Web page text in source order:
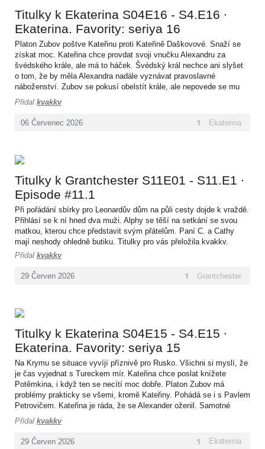
06 Červenec 2026
Titulky k Ekaterina S04E16 - S4.E16 ∙
Ekaterina. Favority: seriya 16
Platon Zubov poštve Kateřinu proti Kateřině Daškovové. Snaží se
získat moc. Kateřina chce provdat svoji vnučku Alexandru za
švédského krále, ale má to háček. Švédský král nechce ani slyšet
o tom, že by měla Alexandra nadále vyznávat pravoslavné
náboženství. Zubov se pokusí obelstít krále, ale nepovede se mu
to. Pavel Petrovič je naštvaný, že Zubov zničil jeho dceru. Konečně
i Kateřina Zubova prohlédne. Avšak přitíží se jí a pokusí se předat
vládu svému vnukovi Alexandrovi. Titulky pro vás přeložila kvakkv.
Přidal kvakkv
1 Ekaterina
29 Červen 2026
Titulky k Grantchester S11E01 - S11.E1 ∙
Episode #11.1
Při pořádání sbírky pro Leonardův dům na půli cesty dojde k vraždě.
Přihlásí se k ní hned dva muži. Alphy se těší na setkání se svou
matkou, kterou chce představit svým přátelům. Paní C. a Cathy
mají neshody ohledně butiku. Titulky pro vás přeložila kvakkv.
Přidal kvakkv
1 Grantchester
29 Červen 2026
Titulky k Ekaterina S04E15 - S4.E15 ∙
Ekaterina. Favority: seriya 15
Na Krymu se situace vyvíjí příznivě pro Rusko. Všichni si myslí, že
je čas vyjednat s Tureckem mír. Kateřina chce poslat knížete
Potěmkina, i když ten se necítí moc dobře. Platon Zubov má
problémy prakticky se všemi, kromě Kateřiny. Pohádá se i s Pavlem
Petrovičem. Kateřina je ráda, že se Alexander oženil. Samotné
Kateřině již není nejlépe a trápí ji zdraví. Platon Zubov se rozhodne
k nešťastnému kro­ku.
Přidal kvakkv
1 Ekaterina